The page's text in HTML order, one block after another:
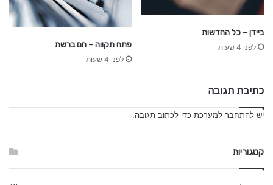
ביידן – כל החדשות
לפני 4 שעות פתח תקווה – חם ברשת
לפני 4 שעות
כתיבת תגובה
יש להתחבר למערכת כדי לכתוב תגובה.
קטגוריות